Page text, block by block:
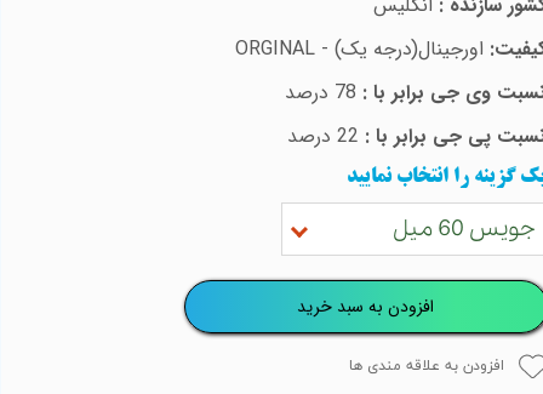
اورجینال(درجه یک) - ORGINAL
وی جی برابر با :
پی جی برابر با :
گزینه را انتخاب نمایید
جویس 60 میل
افزودن به سبد خرید
افزودن به علاقه مندی ها